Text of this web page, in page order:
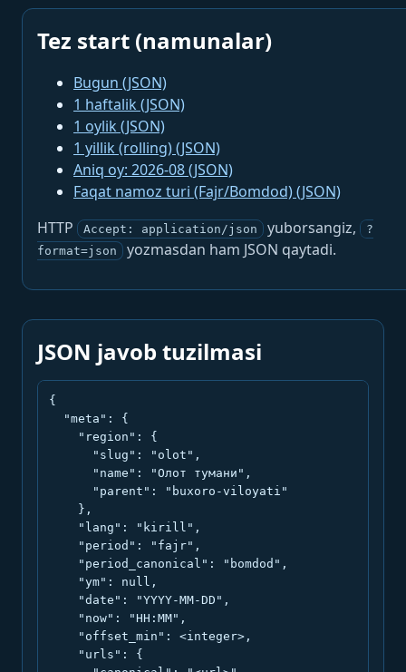
Tez start (namunalar)
Bugun (JSON)
1 haftalik (JSON)
1 oylik (JSON)
1 yillik (rolling) (JSON)
Aniq oy: 2026-08 (JSON)
Faqat namoz turi (Fajr/Bomdod) (JSON)
HTTP
Accept: application/json yuborsangiz,
?
format=json
yozmasdan ham JSON qaytadi.
JSON javob tuzilmasi
{
  "meta": {
    "region": {
      "slug": "olot",
      "name": "Олот тумани",
      "parent": "buxoro-viloyati"
    },
    "lang": "kirill",
    "period": "fajr",
    "period_canonical": "bomdod",
    "ym": null,
    "date": "YYYY-MM-DD",
    "now": "HH:MM",
    "offset_min": <integer>,
    "urls": {